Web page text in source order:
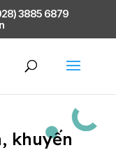
3885 6879
khuyến